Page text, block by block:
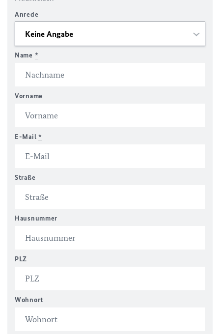
Anrede
Name *
Vorname
E-Mail *
Straße
Hausnummer
PLZ
Wohnort